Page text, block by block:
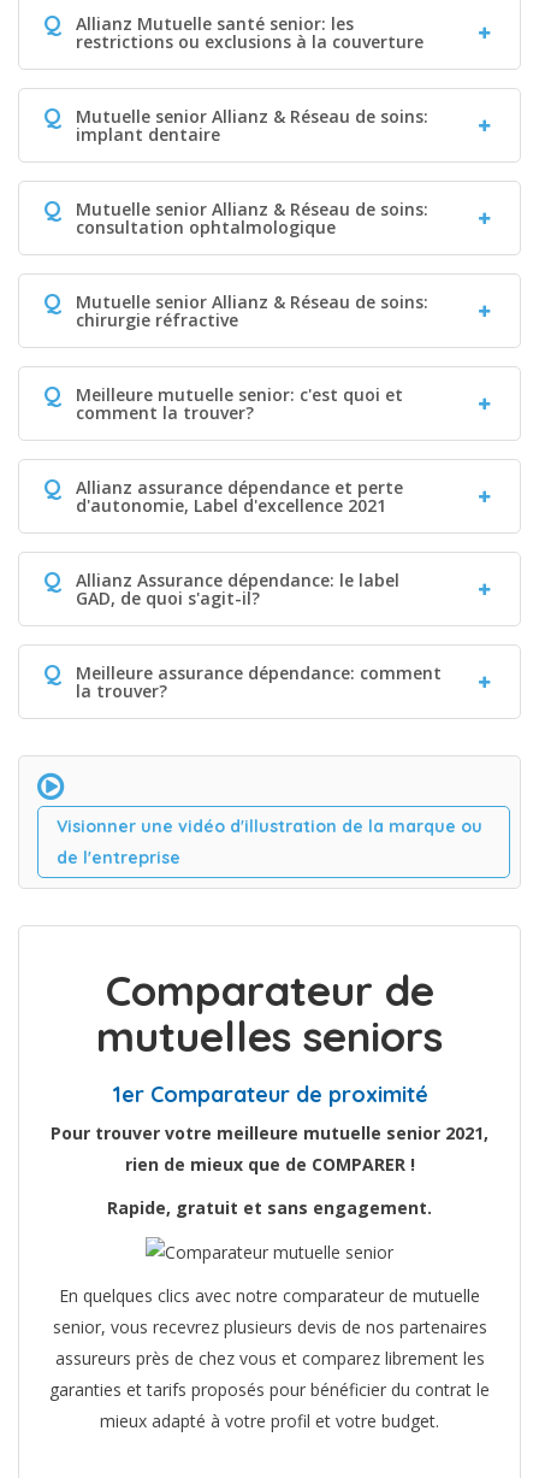
Q Allianz Mutuelle santé senior: les
restrictions ou exclusions à la couverture
Q Mutuelle senior Allianz & Réseau de soins:
implant dentaire
Q Mutuelle senior Allianz & Réseau de soins:
consultation ophtalmologique
Q Mutuelle senior Allianz & Réseau de soins:
chirurgie réfractive
Q Meilleure mutuelle senior: c'est quoi et
comment la trouver?
Q Allianz assurance dépendance et perte
d'autonomie, Label d'excellence 2021
Q Allianz Assurance dépendance: le label
GAD, de quoi s'agit-il?
Q Meilleure assurance dépendance: comment
la trouver?
Visionner une vidéo d'illustration de la marque ou
de l'entreprise
Comparateur de
mutuelles seniors
1er Comparateur de proximité
Pour trouver votre meilleure mutuelle senior 2021,
rien de mieux que de COMPARER !
Rapide, gratuit et sans engagement.
En quelques clics avec notre comparateur de mutuelle
senior, vous recevrez plusieurs devis de nos partenaires
assureurs près de chez vous et comparez librement les
garanties et tarifs proposés pour bénéficier du contrat le
mieux adapté à votre profil et votre budget.